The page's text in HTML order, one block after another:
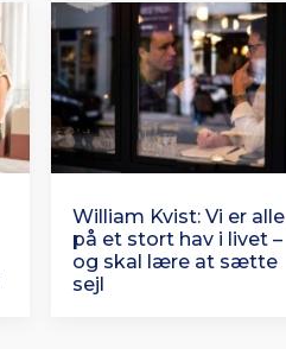
William Kvist: Vi er alle
på et stort hav i livet –
og skal lære at sætte
sejl